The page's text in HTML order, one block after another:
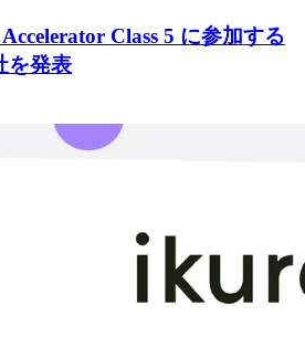
Class 5 に参加する
を発表